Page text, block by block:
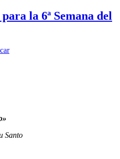
la 6ª Semana del